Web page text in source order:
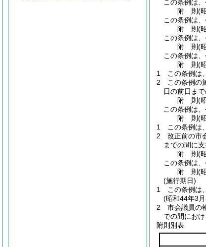
この条例は
附 則(
この条例は
附 則(
この条例は
附 則(
この条例は
附 則(
1
この条例は
2
この条例の
日の前日ま
附 則(
この条例は
附 則(
1
この条例は
2
改正前の市
までの間に
附 則(
この条例は
附 則(
(施行期日)
1
この条例は
(昭和44年3
2
市会議員の
での間にお
附則別表